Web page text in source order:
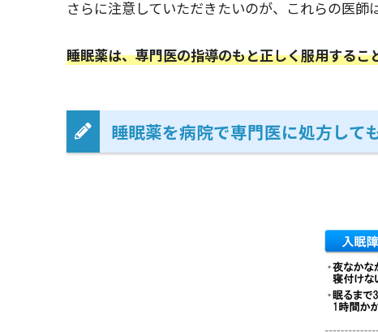
さらに注意していただきたいのが、これらの医師
睡眠薬は、専門医の指導のもと正しく服用するこ
睡眠薬を病院で専門医に処方して